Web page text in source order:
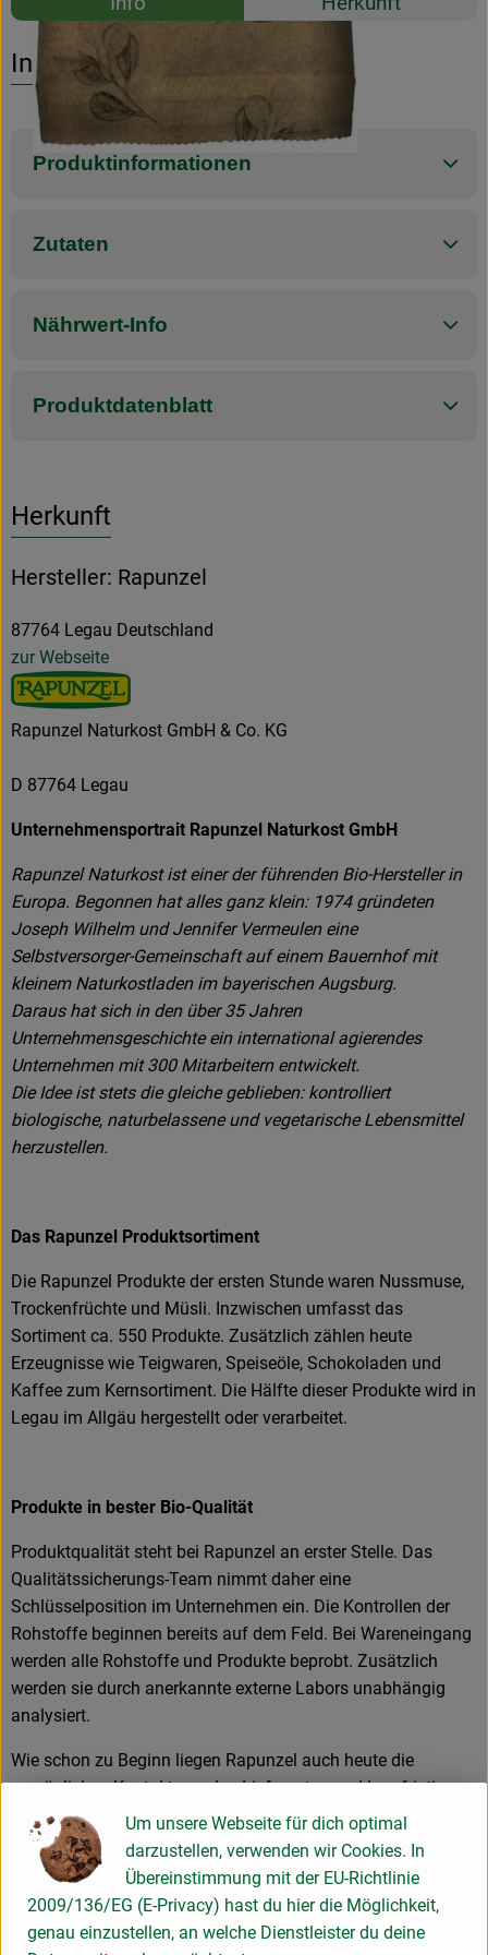
Entdecke passende Rezepte Es wurden
Info
Produktinformationen
Zutaten
Nährwert-Info
Produktdatenblatt
Herkunft
Hersteller: Rapunzel
87764 Legau Deutschland
zur Webseite
Rapunzel Naturkost GmbH & Co. KG
D 87764 Legau
Unternehmensportrait Rapunzel Naturkost GmbH
Rapunzel Naturkost ist einer der führenden Bio-Hersteller in
Europa. Begonnen hat alles ganz klein: 1974 gründeten
Joseph Wilhelm und Jennifer Vermeulen eine
Selbstversorger-Gemeinschaft auf einem Bauernhof mit
kleinem Naturkostladen im bayerischen Augsburg.
Daraus hat sich in den über 35 Jahren
Unternehmensgeschichte ein international agierendes
Unternehmen mit 300 Mitarbeitern entwickelt.
Die Idee ist stets die gleiche geblieben: kontrolliert
biologische, naturbelassene und vegetarische Lebensmittel
herzustellen.
Das Rapunzel Produktsortiment
Die Rapunzel Produkte der ersten Stunde waren Nussmuse,
Trockenfrüchte und Müsli. Inzwischen umfasst das
Sortiment ca. 550 Produkte. Zusätzlich zählen heute
Erzeugnisse wie Teigwaren, Speiseöle, Schokoladen und
Kaffee zum Kernsortiment. Die Hälfte dieser Produkte wird in
Legau im Allgäu hergestellt oder verarbeitet.
Produkte in bester Bio-Qualität
Produktqualität steht bei Rapunzel an erster Stelle. Das
Qualitätssicherungs-Team nimmt daher eine
Schlüsselposition im Unternehmen ein. Die Kontrollen der
Rohstoffe beginnen bereits auf dem Feld. Bei Wareneingang
werden alle Rohstoffe und Produkte beprobt. Zusätzlich
werden sie durch anerkannte externe Labors unabhängig
analysiert.
Wie schon zu Beginn liegen Rapunzel auch heute die
persönlichen Kontakte zu den Lieferanten und langfristige
Partnerschaften besonders am Herzen. Besuche vor Ort,
Beratung durch eigene Agrar-Ingenieure und der rege
Austausch miteinander sichern die einwandfreie Qualität der
Rohstoffe ab. Das schafft Transparenz - vom Feld bis zum
Teller des Verbrauchers.
Um unsere Webseite für dich optimal
darzustellen, verwenden wir Cookies. In
Übereinstimmung mit der EU-Richtlinie
2009/136/EG (E-Privacy) hast du hier die Möglichkeit,
genau einzustellen, an welche Dienstleister du deine